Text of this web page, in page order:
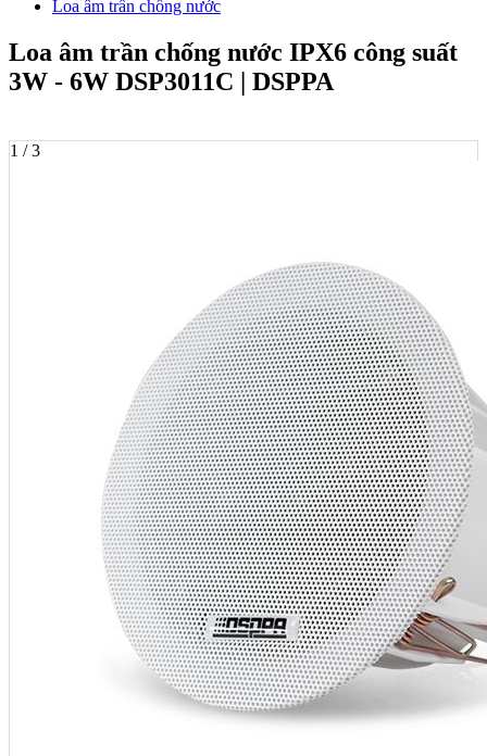
Loa âm trần chống nước
​Loa âm trần chống nước IPX6 công suất
3W - 6W DSP3011C | DSPPA
1 / 3